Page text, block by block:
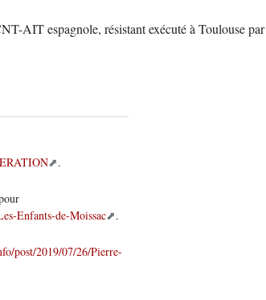
AIT espagnole, résistant exécuté à Toulouse par
.
Enfants-de-Moissac .
post/2019/07/26/Pierre-